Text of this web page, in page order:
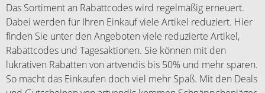
Das Sortiment an Rabattcodes wird regelmäßig erneuert.
Dabei werden für Ihren Einkauf viele Artikel reduziert. Hier
finden Sie unter den Angeboten viele reduzierte Artikel,
Rabattcodes und Tagesaktionen. Sie können mit den
lukrativen Rabatten von artvendis bis 50% und mehr sparen.
So macht das Einkaufen doch viel mehr Spaß. Mit den Deals